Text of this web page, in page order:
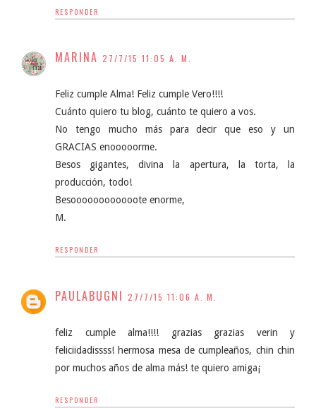
RESPONDER
MARINA 27/7/15 11:05 A. M.
Feliz cumple Alma! Feliz cumple Vero!!!!
Cuánto quiero tu blog, cuánto te quiero a vos.
No tengo mucho más para decir que eso y un
GRACIAS enooooorme.
Besos gigantes, divina la apertura, la torta, la
producción, todo!
Besoooooooooooote enorme,
M.
RESPONDER
PAULABUGNI 27/7/15 11:06 A. M.
feliz cumple alma!!!! grazias grazias verin y
feliciidadissss! hermosa mesa de cumpleaños, chin chin
por muchos años de alma más! te quiero amiga¡
RESPONDER